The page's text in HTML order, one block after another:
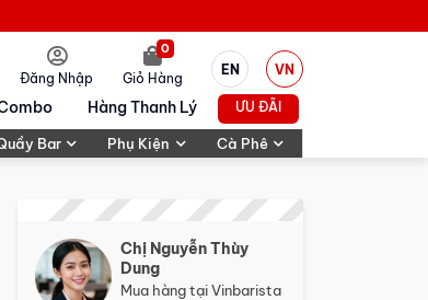
Đăng Nhập Giỏ Hàng
0
EN VN
Hàng Thanh Lý ƯU ĐÃI
Bar Phụ Kiện Cà Phê
Chị Nguyễn Thùy
Dung
Mua hàng tại Vinbarista